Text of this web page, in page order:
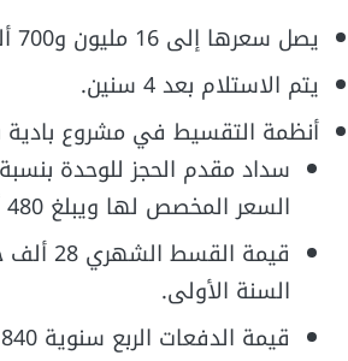
يصل سعرها إلى 16 مليون و700 ألف جنيه مصري.
يتم الاستلام بعد 4 سنين.
أنظمة التقسيط في مشروع بادية
السعر المخصص لها ويبلغ 480 ألف جنيه مصري.
قيمة
السنة الأولى.
قيمة الدفعات الربع سنوية 840 ألف جنيه مصري.